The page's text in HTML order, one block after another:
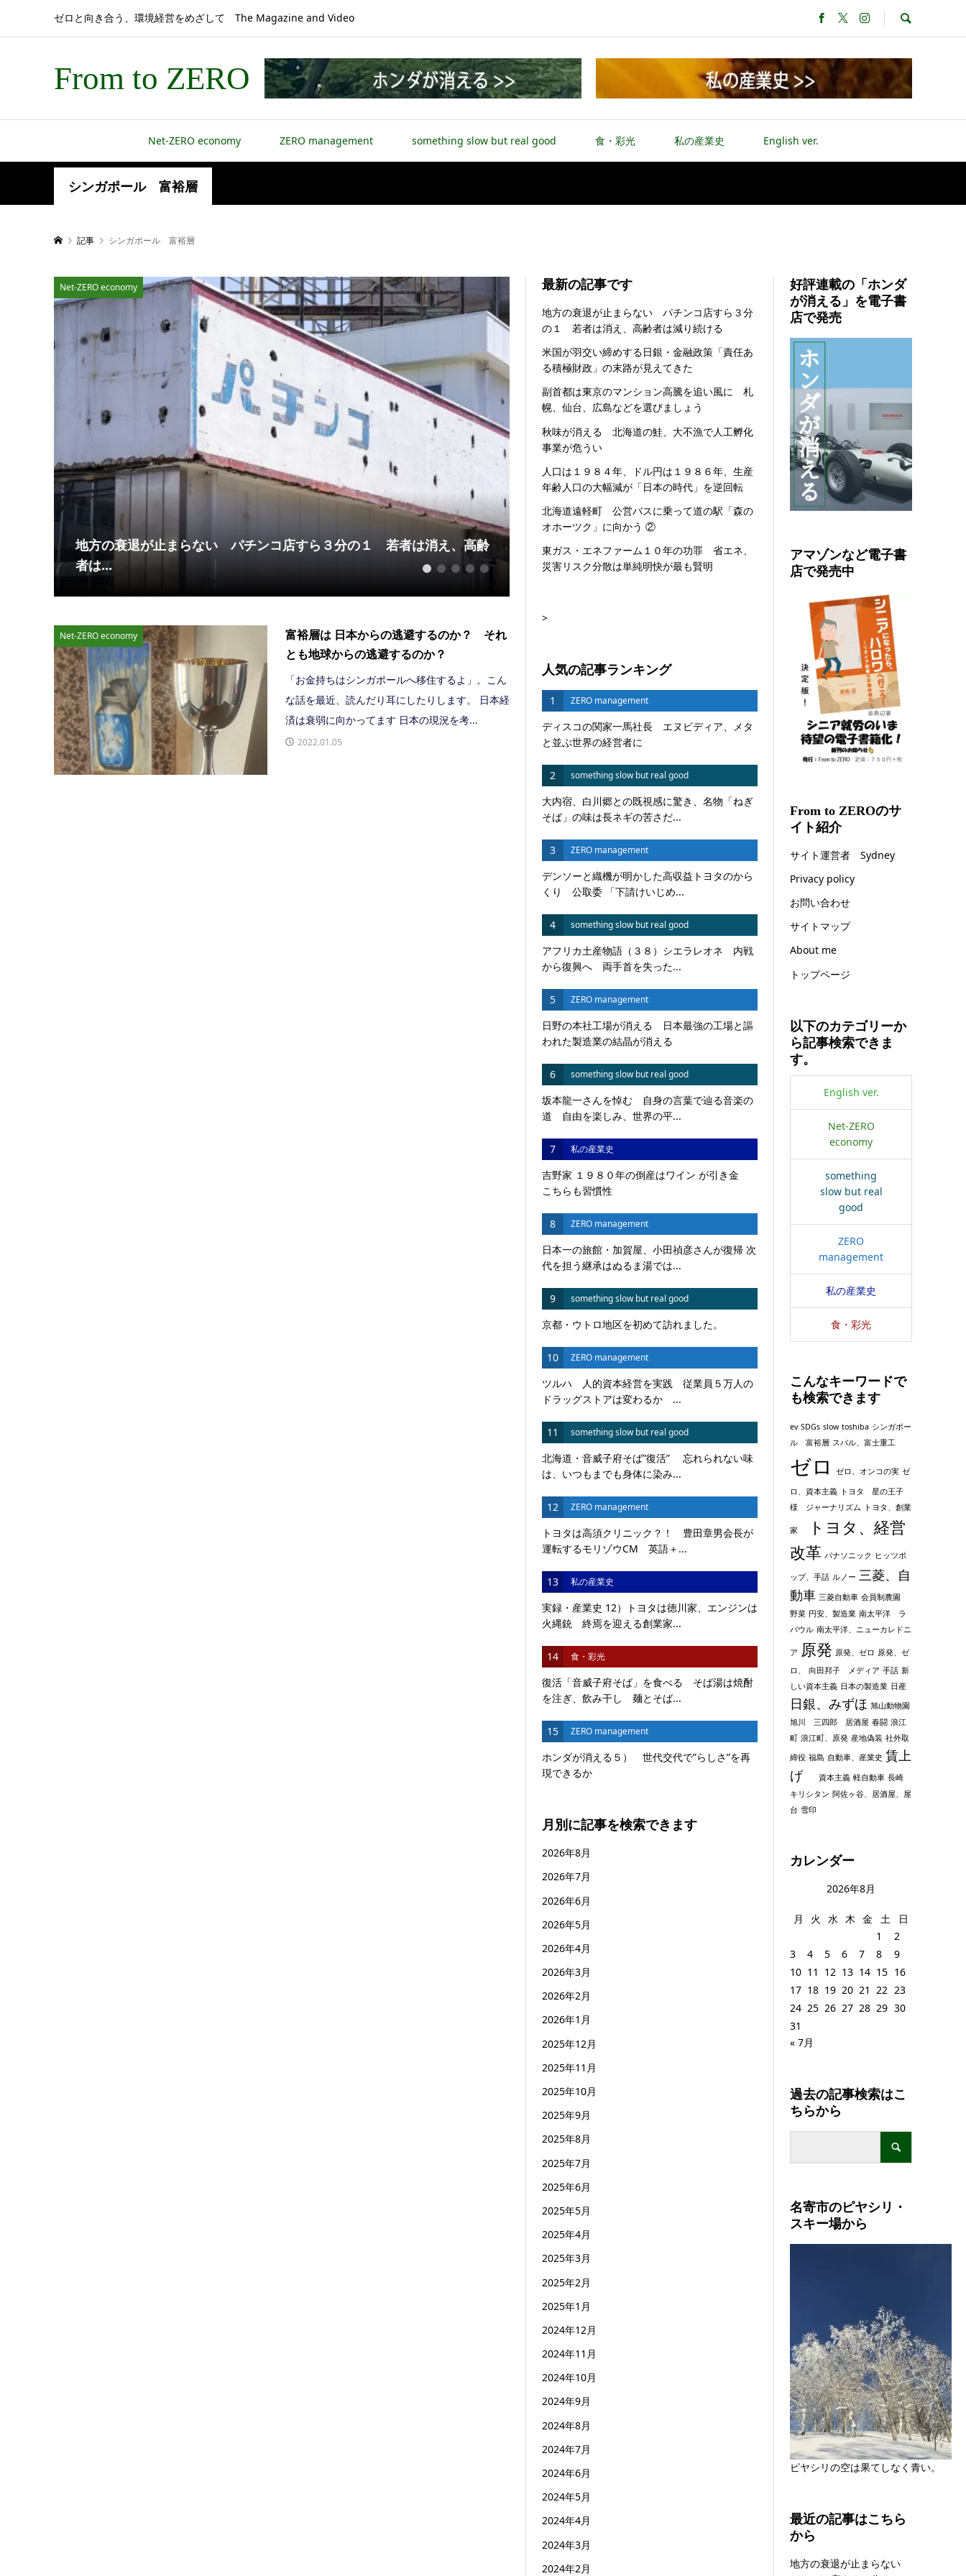
ゼロと向き合う、環境経営をめざして The Magazine and Video
From to ZERO
Net-ZERO economy ZERO management something slow but real good 食・彩光 私の産業史 English ver.
シンガポール 富裕層
記事 シンガポール 富裕層
Net-ZERO economy
地方の衰退が止まらない パチンコ店すら３分の１ 若者は消え、高齢
者は...
Net-ZERO economy
米国が羽交い締めする日銀・金融政策「責任ある積極財政」の末路が見
えてきた
1 2 3 4 5
Net-ZERO economy
富裕層は 日本からの逃避するのか？ それ
とも地球からの逃避するのか？
「お金持ちはシンガポールへ移住するよ」。こん
な話を最近、読んだり耳にしたりします。 日本経
済は衰弱に向かってます 日本の現況を考...
2022.01.05
最新の記事です
地方の衰退が止まらない パチンコ店すら３分
の１ 若者は消え、高齢者は減り続ける
米国が羽交い締めする日銀・金融政策「責任あ
る積極財政」の末路が見えてきた
副首都は東京のマンション高騰を追い風に 札
幌、仙台、広島などを選びましょう
秋味が消える 北海道の鮭、大不漁で人工孵化
事業が危うい
人口は１９８４年、ドル円は１９８６年、生産
年齢人口の大幅減が「日本の時代」を逆回転
北海道遠軽町 公営バスに乗って道の駅「森の
オホーツク」に向かう ②
東ガス・エネファーム１０年の功罪 省エネ、
災害リスク分散は単純明快が最も賢明
>
人気の記事ランキング
1 ZERO management
ディスコの関家一馬社長 エヌビディア、メタ
と並ぶ世界の経営者に
2 something slow but real good
大内宿、白川郷との既視感に驚き、名物「ねぎ
そば」の味は長ネギの苦さだ...
3 ZERO management
デンソーと織機が明かした高収益トヨタのから
くり 公取委 「下請けいじめ...
4 something slow but real good
アフリカ土産物語（３８）シエラレオネ 内戦
から復興へ 両手首を失った...
5 ZERO management
日野の本社工場が消える 日本最強の工場と謳
われた製造業の結晶が消える
6 something slow but real good
坂本龍一さんを悼む 自身の言葉で辿る音楽の
道 自由を楽しみ、世界の平...
7 私の産業史
吉野家 １９８０年の倒産はワイン が引き金
こちらも習慣性
8 ZERO management
日本一の旅館・加賀屋、小田禎彦さんが復帰 次
代を担う継承はぬるま湯では...
9 something slow but real good
京都・ウトロ地区を初めて訪れました。
10 ZERO management
ツルハ 人的資本経営を実践 従業員５万人の
ドラッグストアは変わるか ...
11 something slow but real good
北海道・音威子府そば”復活” 忘れられない味
は、いつもまでも身体に染み...
12 ZERO management
トヨタは高須クリニック？！ 豊田章男会長が
運転するモリゾウCM 英語＋...
13 私の産業史
実録・産業史 12）トヨタは徳川家、エンジンは
火縄銃 終焉を迎える創業家...
14 食・彩光
復活「音威子府そば」を食べる そば湯は焼酎
を注ぎ、飲み干し 麺とそば...
15 ZERO management
ホンダが消える５） 世代交代で”らしさ”を再
現できるか
月別に記事を検索できます
2026年8月
2026年7月
2026年6月
2026年5月
2026年4月
2026年3月
2026年2月
2026年1月
2025年12月
2025年11月
2025年10月
2025年9月
2025年8月
2025年7月
2025年6月
2025年5月
2025年4月
2025年3月
2025年2月
2025年1月
2024年12月
2024年11月
2024年10月
2024年9月
2024年8月
2024年7月
2024年6月
2024年5月
2024年4月
2024年3月
2024年2月
好評連載の「ホンダ
が消える」を電子書
店で発売
アマゾンなど電子書
店で発売中
From to ZEROのサ
イト紹介
サイト運営者 Sydney
Privacy policy
お問い合わせ
サイトマップ
About me
トップページ
以下のカテゴリーか
ら記事検索できま
す。
English ver.
Net-ZERO
economy
something
slow but real
good
ZERO
management
私の産業史
食・彩光
こんなキーワードで
も検索できます
ev SDGs slow toshiba シンガポー
ル 富裕層 スバル、富士重工
ゼロ ゼロ、オンコの実 ゼ
ロ、資本主義 トヨタ 星の王子
様 ジャーナリズム
トヨタ、創業
家
トヨタ、経営
改革 パナソニック ヒッツポ
ップ、手話 ルノー 三菱、自
動車 三菱自動車 会員制農園
野菜 円安、製造業 南太平洋 ラ
バウル 南太平洋、ニューカレドニ
ア 原発 原発、ゼロ 原発、ゼ
ロ、
向田邦子 メディア 手話 新
しい資本主義 日本の製造業 日産
日銀、みずほ 旭山動物園
旭川 三四郎 居酒屋 春闘 浪江
町 浪江町、原発 産地偽装 社外取
締役 福島 自動車、産業史 賃上
げ
資本主義 軽自動車 長崎
キリシタン 阿佐ヶ谷、居酒屋、屋
台 雪印
カレンダー
2026年8月
月 火 水 木 金 土
日
1
2
3
4 5 6 7 8
9
10 11 12 13 14 15 16
17 18 19 20 21 22 23
24 25 26 27 28 29 30
31
« 7月
過去の記事検索はこ
ちらから
名寄市のピヤシリ・
スキー場から
ピヤシリの空は果てしなく青い。
最近の記事はこちら
から
地方の衰退が止まらない